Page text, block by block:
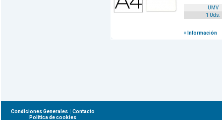
UMV
1 Uds.
+ Información
Condiciones Generales| Contacto
Política de cookies